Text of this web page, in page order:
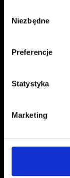
zgody
Niezbędne
Preferencje
Statystyka
Marketing